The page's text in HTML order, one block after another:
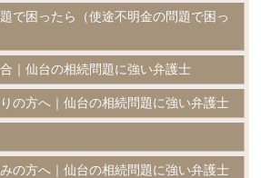
で困ったら（使途不明金の問題で困っ
｜仙台の相続問題に強い弁護士
の方へ｜仙台の相続問題に強い弁護士
の方へ｜仙台の相続問題に強い弁護士